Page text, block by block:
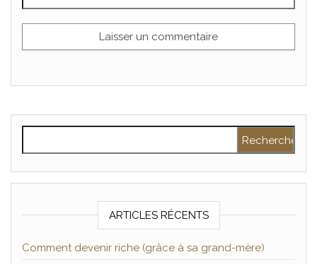
ARTICLES RÉCENTS
Comment devenir riche (grâce à sa grand-mère)